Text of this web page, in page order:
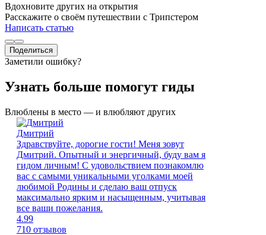
Вдохновите других на открытия
Расскажите о своём путешествии с Трипстером
Написать статью
Поделиться
Заметили ошибку?
Узнать больше помогут гиды
Влюблены в место — и влюбляют других
Дмитрий
Здравствуйте, дорогие гости! Меня зовут
Дмитрий. Опытный и энергичный, буду вам я
гидом личным! С удовольствием познакомлю
вас с самыми уникальными уголками моей
любимой Родины и сделаю ваш отпуск
максимально ярким и насыщенным, учитывая
все ваши пожелания.
4.99
710 отзывов